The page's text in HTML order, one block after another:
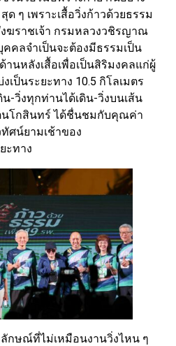
ๆ เพราะเสื้อวิ่งก้าวด้วยธรรม
ฆราชเจ้า กรมหลวงวชิรญาณ
คคลจำเป็นจะต้องมีธรรมเป็น
านหลังเสื้อเพื่อเป็นสิริมงคลแก่ผู้
เป็นระยะทาง 10.5 กิโลเมตร
น-วิ่งทุกท่านได้เดิน-วิ่งบนเส้น
นโกสินทร์ ได้ชื่นชมกับคุณค่า
ศน์ยามเช้าของ
ะทาง
ลักษณ์ที่ไม่เหมือนงานวิ่งไหน ๆ